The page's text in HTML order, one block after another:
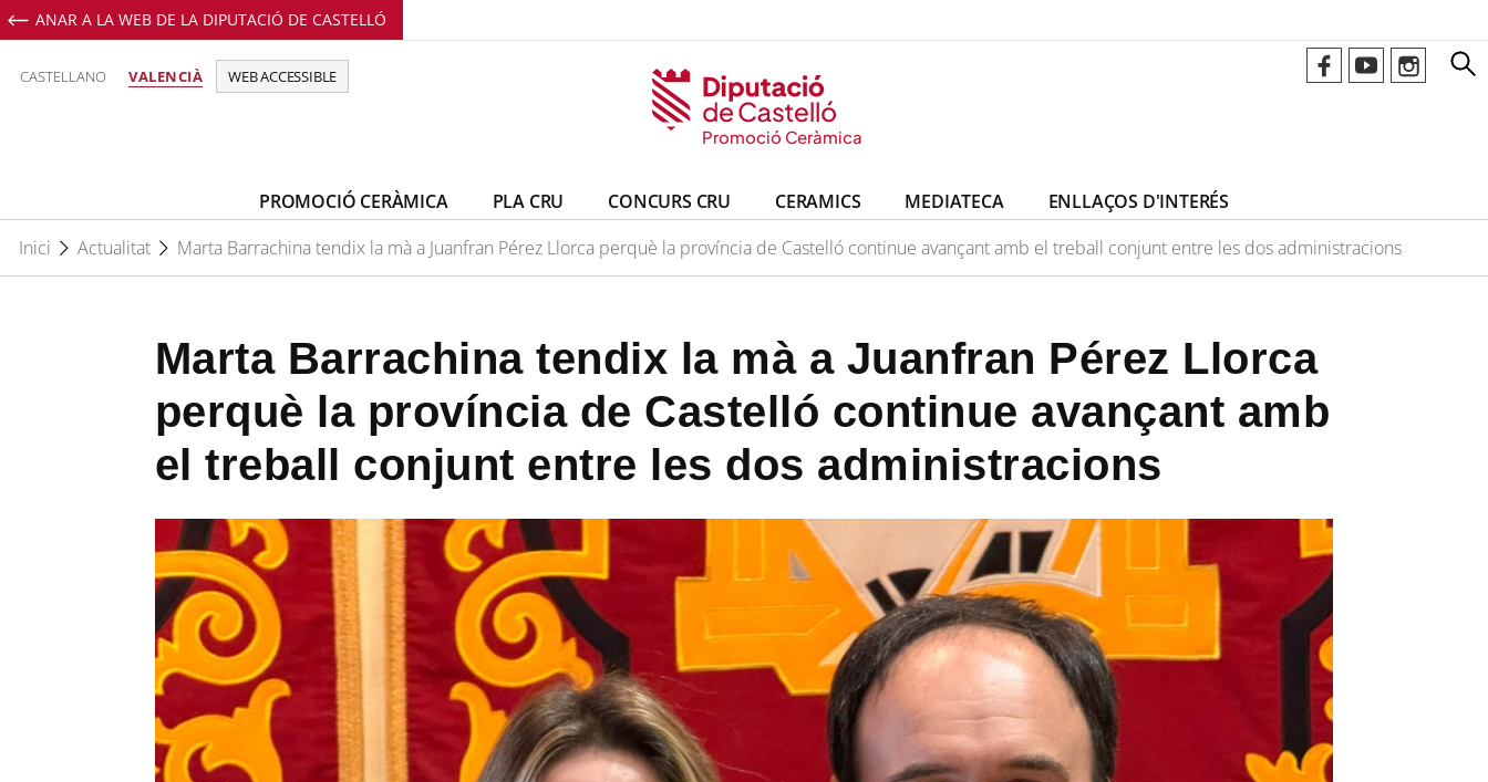
ANAR A LA WEB DE LA DIPUTACIÓ DE CASTELLÓ
CASTELLANO VALENCIÀ WEB ACCESSIBLE
Perfil de Facebook de Promoció Ceràmica
Perfil de Youtube de Promoció Ceràmica
Perfil de Instagram de Promoció Ceràmica
Promoció Ceràmica
PROMOCIÓ CERÀMICA PLA CRU CONCURS CRU CERAMICS MEDIATECA
ENLLAÇOS D'INTERÉS
Inici
Actualitat Marta Barrachina tendix la mà a Juanfran Pérez Llorca perquè la província de Castelló continue avançant amb el treball conjunt entre les dos administracions
Marta Barrachina tendix la mà a Juanfran Pérez Llorca
perquè la província de Castelló continue avançant amb
el treball conjunt entre les dos administracions